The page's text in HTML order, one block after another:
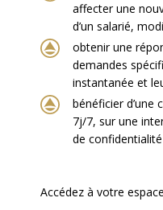
affecter une
d’un salarié,
obtenir une
demandes
instantanée et
bénéficier d’une
7j/7, sur une
de
Accédez à votre